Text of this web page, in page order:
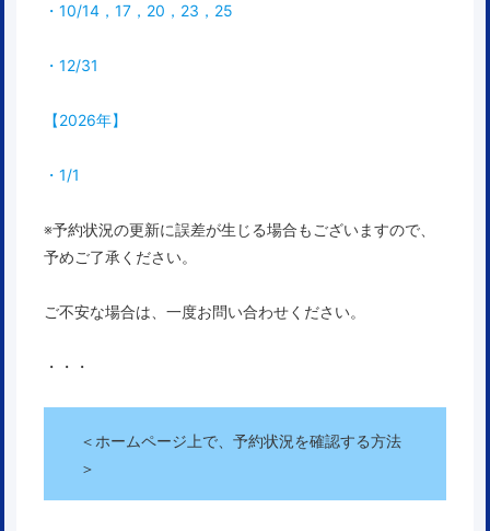
・10/14，17，20，23，25
・12/31
【2026年】
・1/1
※予約状況の更新に誤差が生じる場合もございますので、
予めご了承ください。
ご不安な場合は、一度お問い合わせください。
・・・
＜ホームページ上で、予約状況を確認する方法
＞